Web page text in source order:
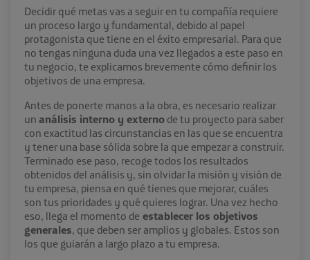
Decidir qué metas vas a seguir en tu compañía requiere
un proceso largo y fundamental, debido al papel
protagonista que tiene en el éxito empresarial. Para que
no tengas ninguna duda una vez llegados a este paso en
tu negocio, te explicamos brevemente cómo definir los
objetivos de una empresa.
Antes de ponerte manos a la obra, es necesario realizar
un análisis interno y externo de tu proyecto para saber
con exactitud las circunstancias en las que se encuentra
y tener una base sólida sobre la que empezar a construir.
Terminado ese paso, recoge todos los resultados
obtenidos del análisis y, sin olvidar la misión y visión de
tu empresa, piensa en qué tienes que mejorar, cuáles
son tus prioridades y qué quieres lograr. Una vez hecho
eso, llega el momento de establecer los objetivos
generales, que deben ser amplios y globales. Estos son
los que guiarán a largo plazo a tu empresa.